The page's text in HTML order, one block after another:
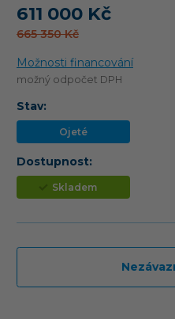
611 000 Kč
665 350 Kč
Možnosti financování
možný odpočet DPH
Stav:
Ojeté
Dostupnost:
Skladem